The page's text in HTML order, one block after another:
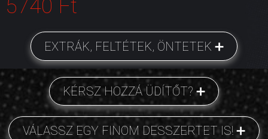
5740 Ft
EXTRÁK, FELTÉTEK, ÖNTETEK
KÉRSZ HOZZÁ ÜDÍTŐT?
VÁLASSZ EGY FINOM DESSZERTET IS!